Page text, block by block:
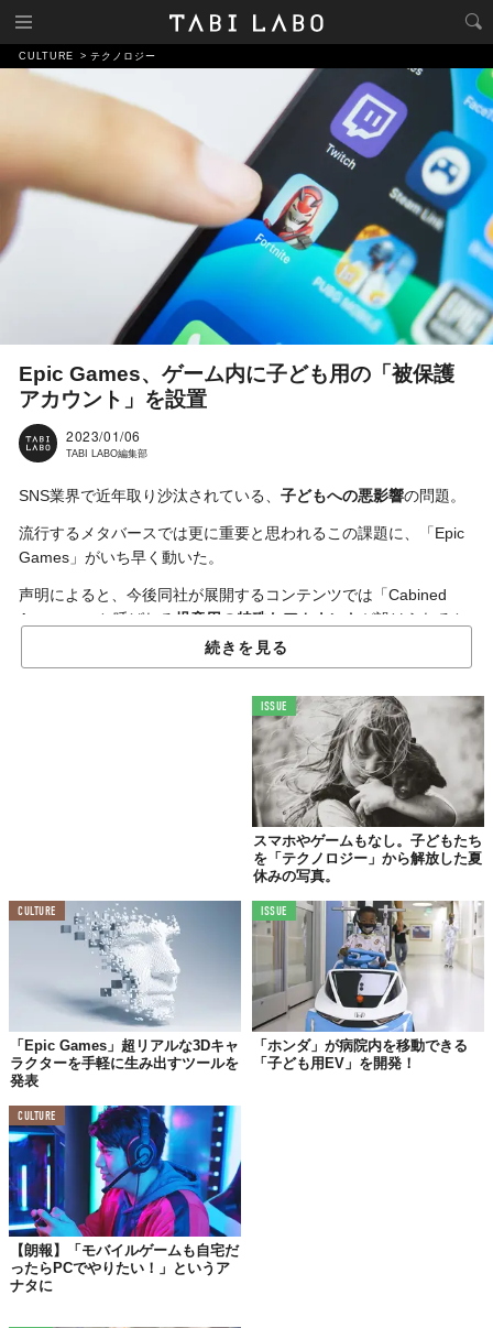
CULTURE テクノロジー
Epic Games、ゲーム内に子ども用の「被保護
アカウント」を設置
2023/01/06
TABI LABO編集部
SNS業界で近年取り沙汰されている、 子どもへの悪影響の問題。
流行するメタバースでは更に重要と思われるこの課題に、「Epic
Games」がいち早く動いた。
声明によると、今後同社が展開するコンテンツでは「Cabined
Accounts」と呼ばれる 児童用の特殊なアカウント
が設けられると
また、信頼できる保護者のメールアドレスの登録が必須になり、3
つのゲーム（『Fortnite』『Rocket League』『Fall Guys』）以
保護者の同意が必要になる。
該当するのは、13歳未満またはその国が定めるデジタルコンセン
い」と語る。
他のアプローチとして、親の許可を得ないと完全にロックアウト
されるという手段もあるが、これは最適ではないと判断。
Cabined Accountsの実装に踏み切ったそう。
今年の始め、同社は「レゴ」と提携して子どもの創作活動を推進
するメタバース空間も立ち上げている。
Epic Gamesの新制度は、今後オンライン空間のスタンダードとな
っていくのだろうか。
Reference:
Introducing Cabined Accounts: A New Way for Kids to Join the Metaverse/Epic
TABI LABO
続きを見る
ISSUE
スマホやゲームもなし。子どもたち
を「テクノロジー」から解放した夏
休みの写真。
CULTURE
「Epic Games」超リアルな3Dキャ
ラクターを手軽に生み出すツールを
発表
ISSUE
「ホンダ」が病院内を移動できる
「子ども用EV」を開発！
CULTURE
【朗報】「モバイルゲームも自宅だ
ったらPCでやりたい！」というア
ナタに